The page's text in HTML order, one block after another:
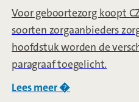
Voor geboortezorg koopt
soorten zorgaanbieders
hoofdstuk worden de
paragraaf toegelicht.
Lees meer �